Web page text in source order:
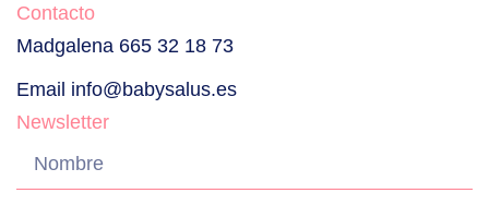
Contacto
Madgalena 665 32 18 73
Email info@babysalus.es
Newsletter